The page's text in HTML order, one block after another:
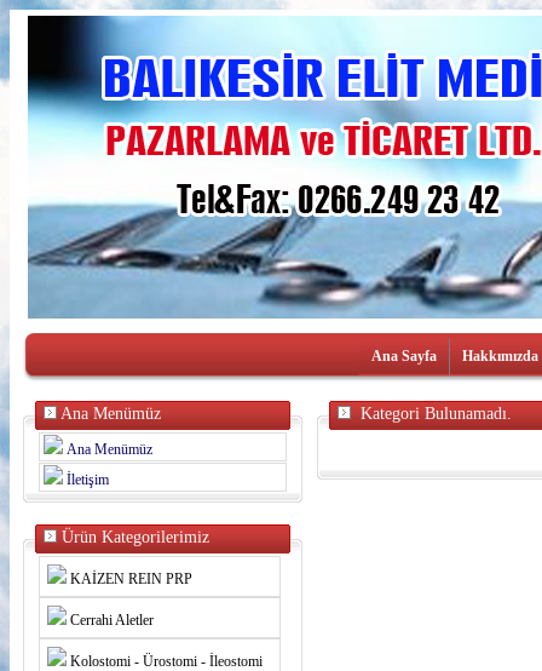
Ana Sayfa Hakkımızda
Ana Menümüz
Ana Menümüz
İletişim
Ürün Kategorilerimiz
KAİZEN REIN PRP
Cerrahi Aletler
Kolostomi - Ürostomi - İleostomi
Kategori Bulunamadı.